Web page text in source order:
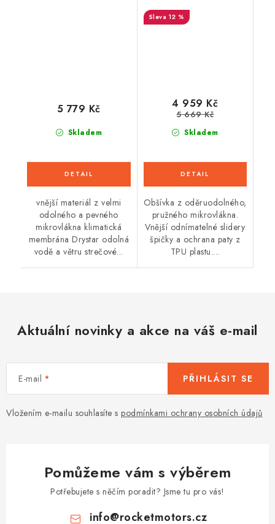
Skladem
5 779 Kč
vnější materiál z velmi
odolného a pevného
mikrovlákna klimatická
membrána Drystar odolná
vodě a větru strečové...
12 %
Skladem
4 959 Kč
5 669 Kč
Obšívka z oděruodolného,
pružného mikrovlákna.
Vnější odnímatelné slidery
špičky a ochrana paty z
TPU plastu....
Aktuální novinky a akce na váš e-mail
E-mail
Vložením e-mailu souhlasíte s podmínkami ochrany osobních údajů
PŘIHLÁSIT SE
Pomůžeme vám s výběrem
Potřebujete s něčím poradit? Jsme tu pro vás!
info@rocketmotors.cz